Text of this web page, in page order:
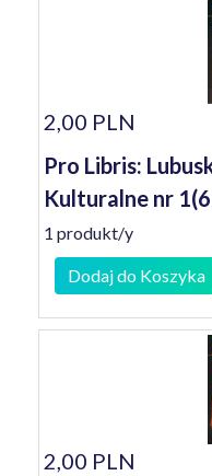
2,00 PLN
Pro Libris:
Kulturalne nr
1 produkt/y
Dodaj do Koszyka
2,00 PLN